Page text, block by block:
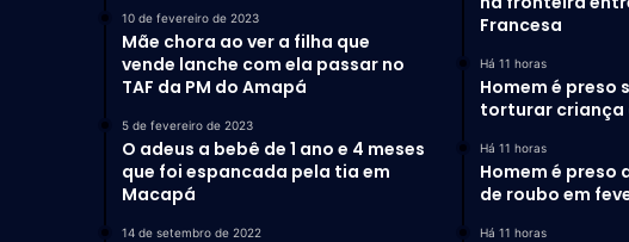
10 de fevereiro de 2023
Mãe chora ao ver a filha que
vende lanche com ela passar no
TAF da PM do Amapá
5 de fevereiro de 2023
O adeus a bebê de 1 ano e 4 meses
que foi espancada pela tia em
Macapá
14 de setembro de 2022
Francesa
Há 11 horas
Homem é preso
torturar criança
Há 11 horas
Homem é
de roubo em
Há 11 horas